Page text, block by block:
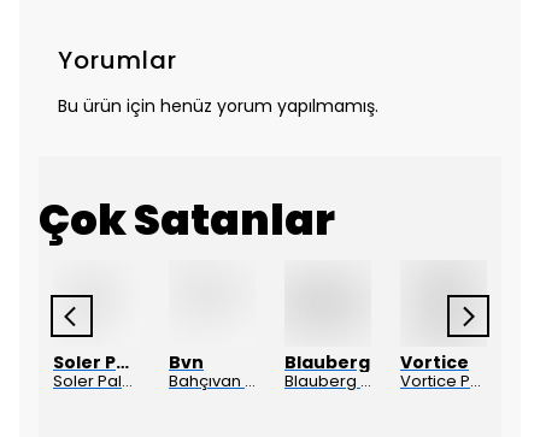
Yorumlar
Bu ürün için henüz yorum yapılmamış.
Çok Satanlar
Soler Palau
Soler Palau Mini Aksiyel Fan Silent Serisi-100-Cz
Bvn
Bahçıvan Ef 1530 Dekoratif Plastik Fan
Blauberg
Blauberg Aero Still 100 Sessiz Plastik Banyo Fanı
Vortice
Vortice Punto Four Beyaz